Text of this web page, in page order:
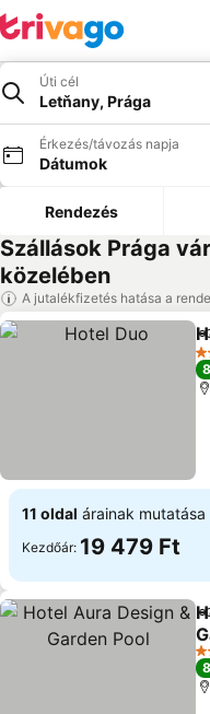
Úti cél
Letňany, Prága
Érkezés/távozás napja
Dátumok
Rendezés
Szállások Prága
közelében
A jutalékfizetés hatása a
4
11 oldal árainak mutatása
Kezdőár: 19 479 Ft
3